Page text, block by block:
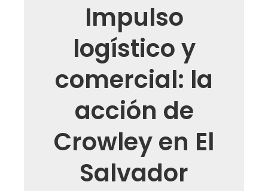
Impulso
logístico y
comercial: la
acción de
Crowley en El
Salvador